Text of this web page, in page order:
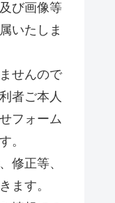
び画像等
いたしま
せんので
者ご本人
フォーム
。
修正等、
ます。